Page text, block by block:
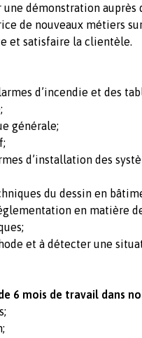
démonstration auprès
de nouveaux métiers
et satisfaire la clientèle.
d’incendie et des
générale;
d’installation des
du dessin en
en matière
et à détecter une
6 mois de travail dans